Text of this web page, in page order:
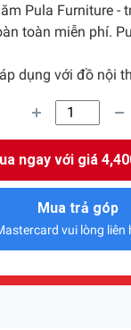
Pula Furniture -
toàn miễn phí.
dụng với đồ nội
ngay với giá
Mua trả góp
vui lòng liên